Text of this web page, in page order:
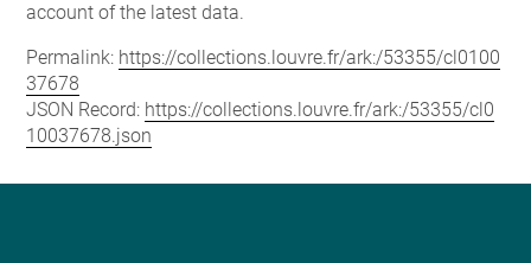
account of the latest data.
Permalink: https://collections.louvre.fr/ark:/53355/cl0100
37678
JSON Record: https://collections.louvre.fr/ark:/53355/cl0
10037678.json